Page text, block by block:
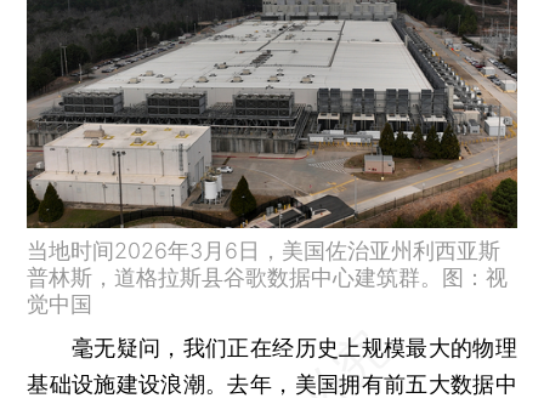
当地时间2026年3月6日，美国佐治亚州利西亚斯
普林斯，道格拉斯县谷歌数据中心建筑群。图：视
觉中国
毫无疑问，我们正在经历史上规模最大的物理
基础设施建设浪潮。去年，美国拥有前五大数据中